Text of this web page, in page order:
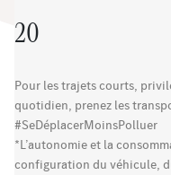
20
Pour les trajets courts,
quotidien, prenez les
#SeDéplacerMoinsPolluer
*L’autonomie et la
configuration du véhicule,